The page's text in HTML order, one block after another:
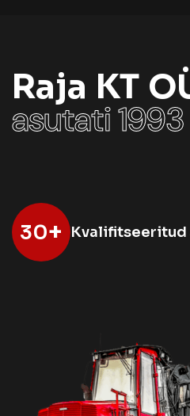
Raja KT
asutati 1993
30+